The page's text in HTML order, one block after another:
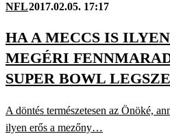
NFL2017.02.05. 17:17
HA A MECCS IS
MEGÉRI
SUPER BOWL
A döntés természetesen az Önöké,
ilyen erős a mezőny…